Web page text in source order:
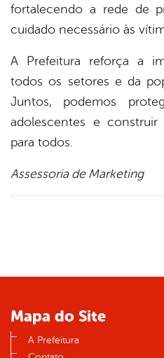
fortalecendo a rede de
cuidado necessário às
A Prefeitura reforça a
todos os setores e da
Juntos, podemos
adolescentes e
para todos.
Assessoria de Marketing
Mapa do Site
A Prefeitura